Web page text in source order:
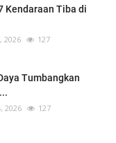
Kendaraan Tiba di
2026 127
Tumbangkan
2026 127